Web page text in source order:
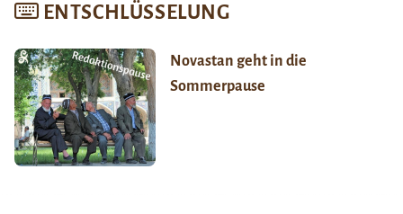
ENTSCHLÜSSELUNG
Novastan geht in die
Sommerpause